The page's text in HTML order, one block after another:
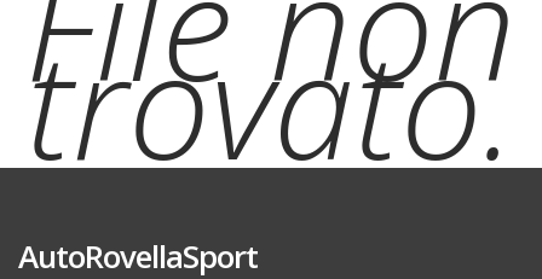
trovato.
AutoRovellaSport